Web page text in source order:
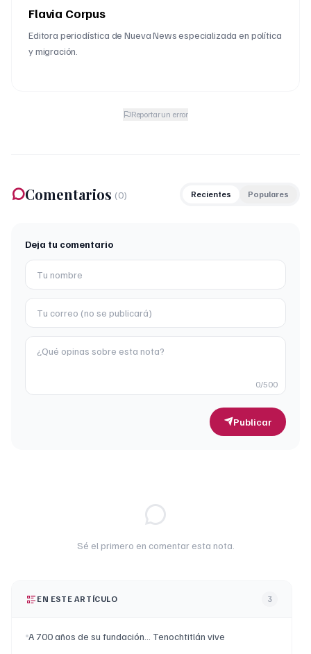
Flavia Corpus
Editora periodística de Nueva News especializada en política
y migración.
Reportar un error
Comentarios (0) Recientes Populares
Deja tu comentario
0/500
Publicar
Sé el primero en comentar esta nota.
EN ESTE ARTÍCULO 3
A 700 años de su fundación… Tenochtitlán vive